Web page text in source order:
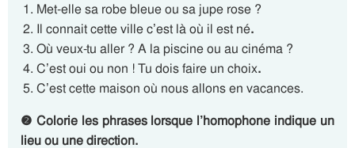
Met-elle sa robe bleue ou sa jupe rose ?
Il connait cette ville c’est là où il est né.
Où veux-tu aller ? A la piscine ou au cinéma ?
C’est oui ou non ! Tu dois faire un choix.
C’est cette maison où nous allons en vacances.
❷ Colorie les phrases lorsque l’homophone indique un
lieu ou une direction.